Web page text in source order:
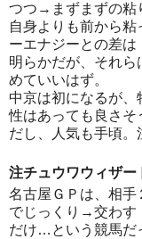
つつ→まずまずの粘
自身よりも前から
ーエナジーとの差は
明らかだが、それ
めていいはず。
中京は初になるが、
性はあっても良さそ
だし、人気も手頃。
注チュウワウィザー
名古屋ＧＰは、相手
でじっくり→交わす
だけ…という競馬だ